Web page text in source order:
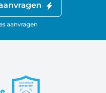
aanvragen